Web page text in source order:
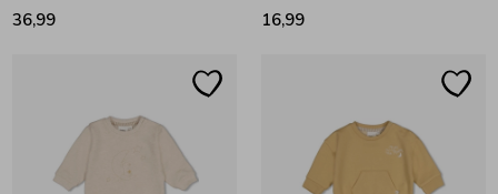
36,99 16,99